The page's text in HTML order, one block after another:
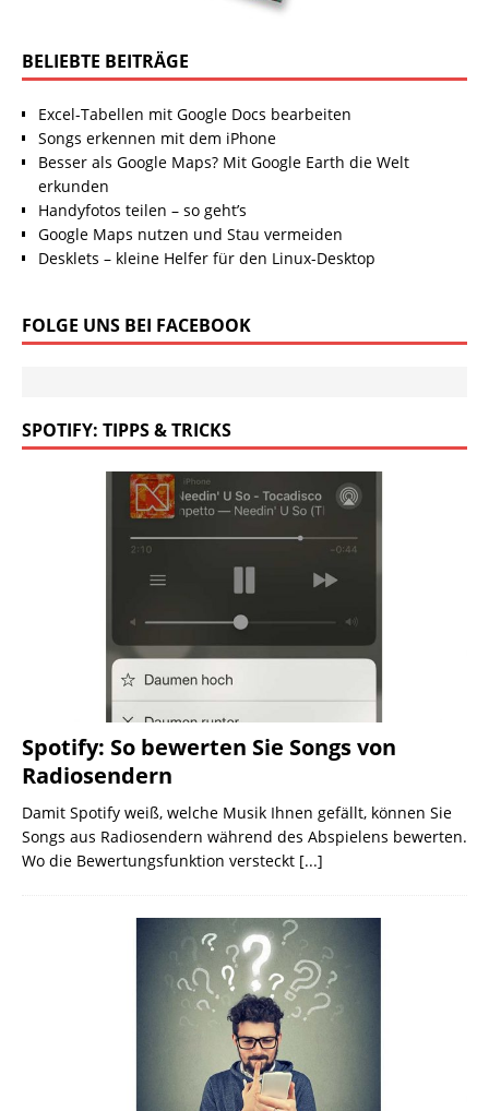
BELIEBTE BEITRÄGE
Excel-Tabellen mit Google Docs bearbeiten
Songs erkennen mit dem iPhone
Besser als Google Maps? Mit Google Earth die Welt
erkunden
Handyfotos teilen – so geht’s
Google Maps nutzen und Stau vermeiden
Desklets – kleine Helfer für den Linux-Desktop
FOLGE UNS BEI FACEBOOK
SPOTIFY: TIPPS & TRICKS
Spotify: So bewerten Sie Songs von
Radiosendern
Damit Spotify weiß, welche Musik Ihnen gefällt, können Sie
Songs aus Radiosendern während des Abspielens bewerten.
Wo die Bewertungsfunktion versteckt [...]